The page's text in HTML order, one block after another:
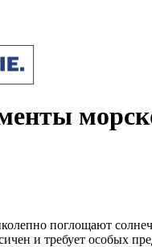
поглощают
и требует особых